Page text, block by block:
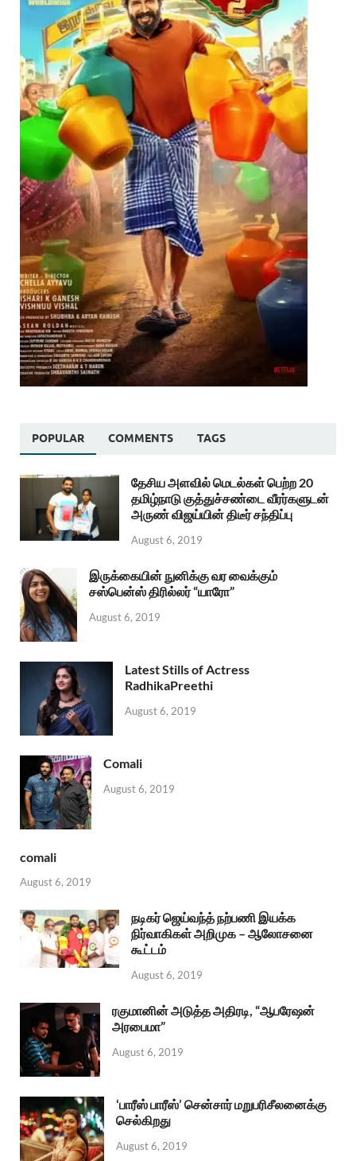
POPULAR COMMENTS TAGS
தேசிய அளவில் மெடல்கள் பெற்ற 20
தமிழ்நாடு குத்துச்சண்டை வீரர்களுடன்
அருண் விஜய்யின் திடீர் சந்திப்பு
August 6, 2019
இருக்கையின் நுனிக்கு வர வைக்கும்
சஸ்பென்ஸ் திரில்லர் “யாரோ”
August 6, 2019
Latest Stills of Actress
RadhikaPreethi
August 6, 2019
Comali
August 6, 2019
comali
August 6, 2019
நடிகர் ஜெய்வந்த் நற்பணி இயக்க
நிர்வாகிகள் அறிமுக – ஆலோசனை
கூட்டம்
August 6, 2019
ரகுமானின் அடுத்த அதிரடி, “ஆபரேஷன்
அரபைமா”
August 6, 2019
‘பாரீஸ் பாரீஸ்’ சென்சார் மறுபரிசீலனைக்கு
செல்கிறது
August 6, 2019